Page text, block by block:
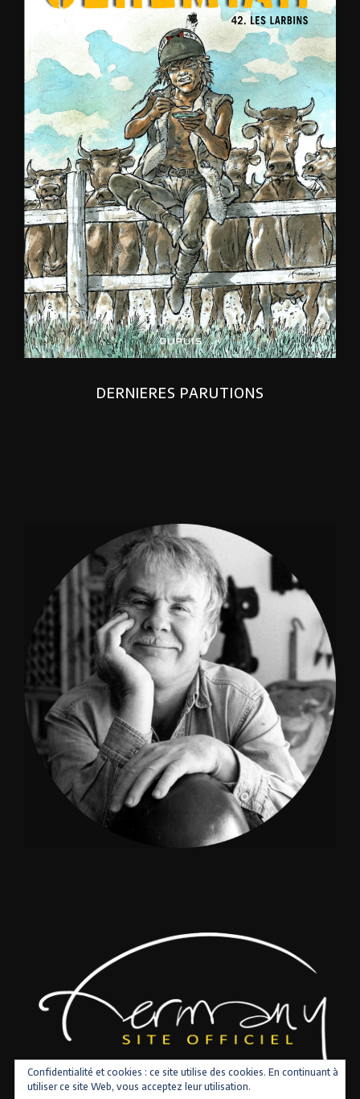
DERNIERES PARUTIONS
Confidentialité et cookies : ce site utilise des cookies. En continuant à
utiliser ce site Web, vous acceptez leur utilisation.